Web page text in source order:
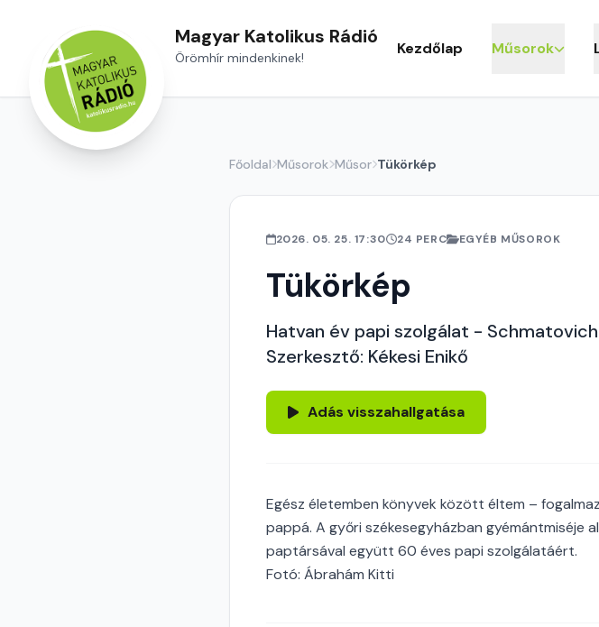
Magyar Katolikus Rádió
Örömhír mindenkinek! Kezdőlap Műsorok
Főoldal Műsorok Műsor Tükörkép
2026. 05. 25. 17:30 24 PERC EGYÉB MŰSOROK
Tükörkép
Hatvan év papi szolgálat -
Szerkesztő: Kékesi Enikő
Adás visszahallgatása
Egész életemben könyvek között éltem –
pappá. A győri székesegyházban
paptársával együtt 60 éves papi szolgálatáért.
Fotó: Ábrahám Kitti